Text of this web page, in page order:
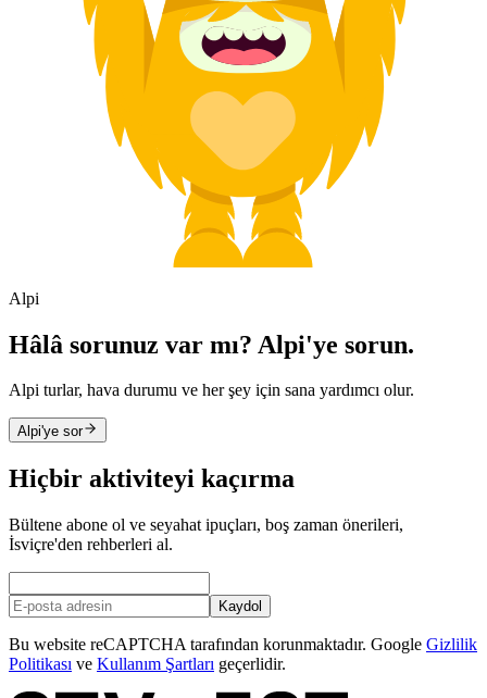
Alpi
Hâlâ sorunuz var mı? Alpi'ye sorun.
Alpi turlar, hava durumu ve her şey için sana yardımcı olur.
Alpi'ye sor
Hiçbir aktiviteyi kaçırma
Bültene abone ol ve seyahat ipuçları, boş zaman önerileri,
İsviçre'den rehberleri al.
Kaydol
Bu website reCAPTCHA tarafından korunmaktadır. Google Gizlilik
Politikası ve Kullanım Şartları geçerlidir.